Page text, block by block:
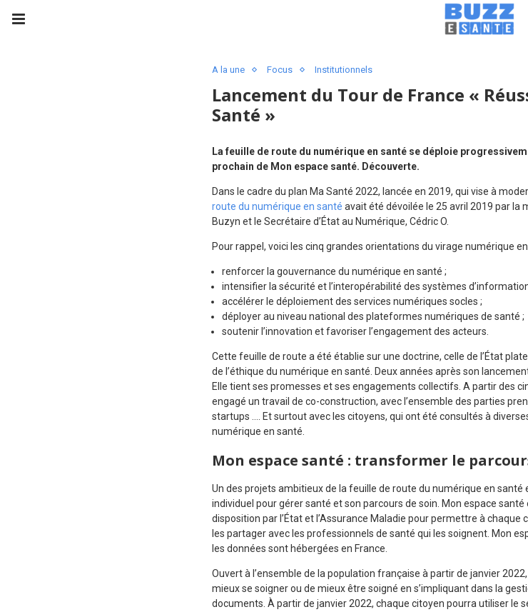
A la une Focus Institutionnels
Lancement du Tour de France «
Santé »
La feuille de route du numérique en santé se déploie
prochain de Mon espace santé. Découverte.
Dans le cadre du plan Ma Santé 2022, lancée en 2019, qui vise à
route du numérique en santé avait été dévoilée le 25 avril 2019 par la
Buzyn et le Secrétaire d’État au Numérique, Cédric O.
Pour rappel, voici les cinq grandes orientations du virage numérique
renforcer la gouvernance du numérique en santé ;
intensifier la sécurité et l’interopérabilité des systèmes
accélérer le déploiement des services numériques socles ;
déployer au niveau national des plateformes numériques de santé ;
soutenir l’innovation et favoriser l’engagement des acteurs.
Cette feuille de route a été établie sur une doctrine, celle de l’État
de l’éthique du numérique en santé. Deux années après son
Elle tient ses promesses et ses engagements collectifs. A partir des
engagé un travail de co-construction, avec l’ensemble des parties
startups …. Et surtout avec les citoyens, qui ont été consultés à
numérique en santé.
Mon espace santé : transformer le
Un des projets ambitieux de la feuille de route du numérique en santé
individuel pour gérer santé et son parcours de soin. Mon espace
disposition par l’État et l’Assurance Maladie pour permettre à
les partager avec les professionnels de santé qui les soignent. Mon
les données sont hébergées en France.
Ouvert à l’ensemble de la population française à partir de janvier
mieux se soigner ou de mieux être soigné en s’impliquant dans la
documents. À partir de janvier 2022, chaque citoyen pourra utiliser le